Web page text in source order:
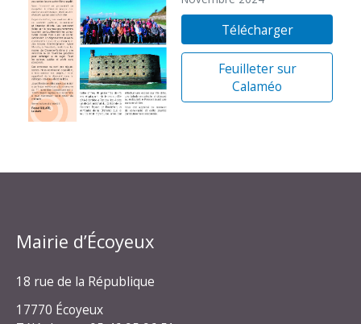
Télécharger
Feuilleter sur
Calaméo
Mairie d’Écoyeux
18 rue de la République
17770 Écoyeux